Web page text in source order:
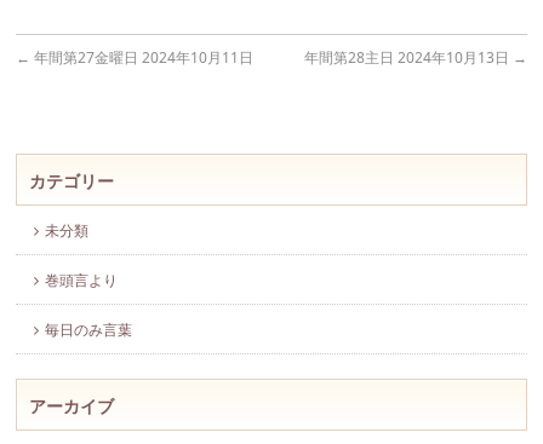
← 年間第27金曜日 2024年10月11日 年間第28主日 2024年10月13日 →
カテゴリー
未分類
巻頭言より
毎日のみ言葉
アーカイブ